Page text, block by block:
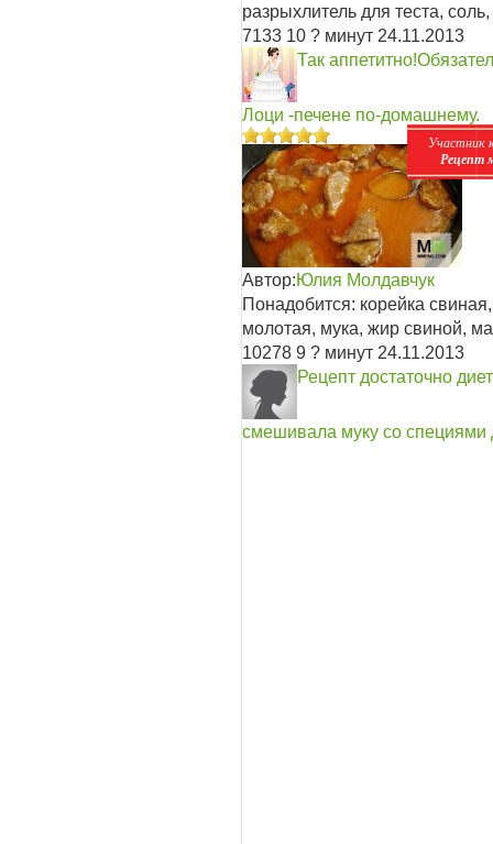
разрыхлитель для теста,
7133 10 ? минут 24.11.2013
Так
Участник
Рецепт
Лоци -печене по-домашнему.
Автор:Юлия Молдавчук
Понадобится: корейка
молотая, мука, жир свиной,
10278 9 ? минут 24.11.2013
Рецепт достаточно
смешивала муку со специями